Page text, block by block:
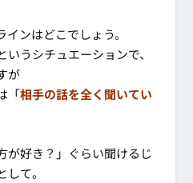
ンはどこでしょう。
うシチュエーションで、
が
「相手の話を全く聞いてい
が好き？」ぐらい聞けるじ
て。